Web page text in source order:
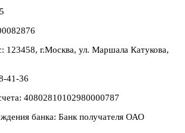
123458, г.Москва, ул. Маршала Катукова,
41-36
40802810102980000787
банка: Банк получателя ОАО